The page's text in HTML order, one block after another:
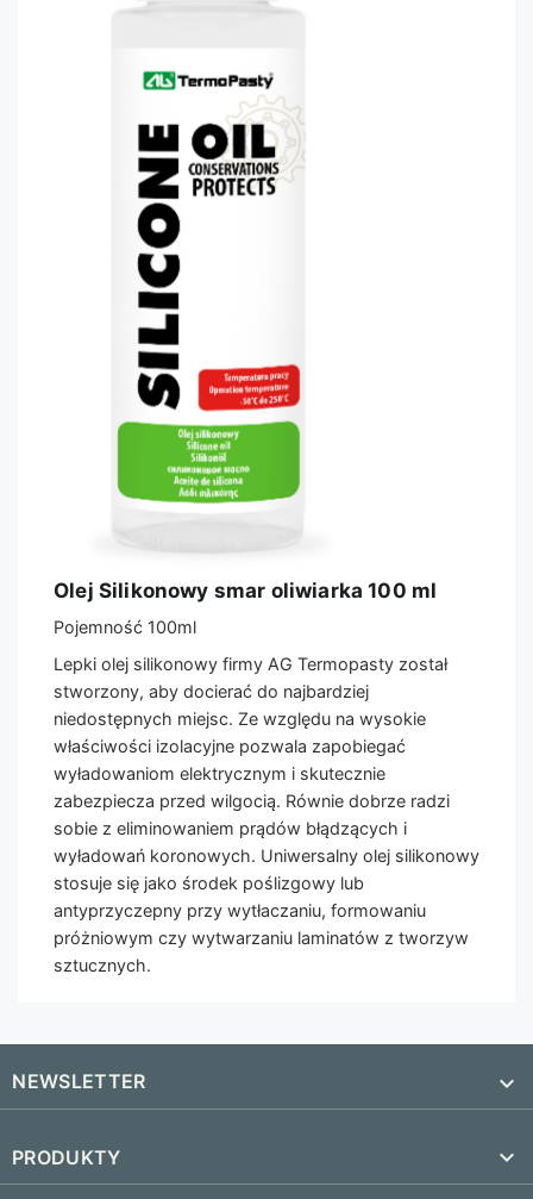
Olej Silikonowy smar oliwiarka 100 ml
Pojemność 100ml
Lepki olej silikonowy firmy AG Termopasty został
stworzony, aby docierać do najbardziej
niedostępnych miejsc. Ze względu na wysokie
właściwości izolacyjne pozwala zapobiegać
wyładowaniom elektrycznym i skutecznie
zabezpiecza przed wilgocią. Równie dobrze radzi
sobie z eliminowaniem prądów błądzących i
wyładowań koronowych. Uniwersalny olej silikonowy
stosuje się jako środek poślizgowy lub
antyprzyczepny przy wytłaczaniu, formowaniu
próżniowym czy wytwarzaniu laminatów z tworzyw
sztucznych.
NEWSLETTER 
PRODUKTY 